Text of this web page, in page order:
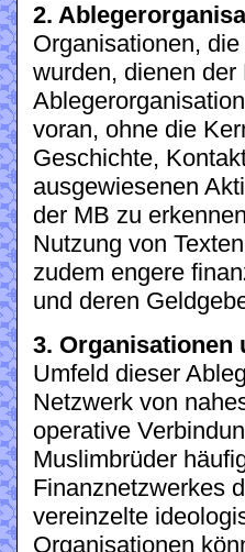
2.
Organisationen,
wurden, dienen
voran, ohne die
Geschichte,
ausgewiesenen
der MB zu
Nutzung von
zudem engere
und deren
3. Organisationen
Umfeld dieser
Netzwerk von
operative
Muslimbrüder
Finanznetzwerkes
vereinzelte
Organisationen